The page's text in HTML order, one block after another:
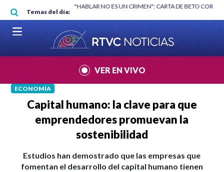
Pasar al contenido principal
Temas del día:
"HABLAR NO ES UN CRIMEN": CARTA DE BETO CORAL | ABELARDO
VER EN VIVO
ECONOMÍA
Capital humano: la clave para que
emprendedores promuevan la
sostenibilidad
Estudios han demostrado que las empresas que
fomentan el desarrollo del capital humano tienen